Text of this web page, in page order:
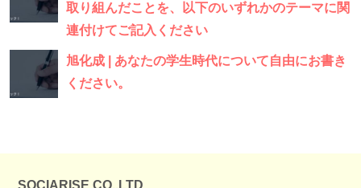
取り組んだことを、以下のいずれかのテーマに関
連付けてご記入ください
旭化成 | あなたの学生時代について自由にお書き
ください。
SOCIARISE CO.,LTD